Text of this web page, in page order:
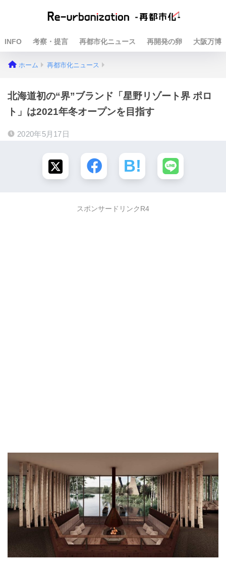
INFO 考察・提言 再都市化ニュース 再開発の卵 大阪万博
ホーム 再都市化ニュース
北海道初の“界”ブランド「星野リゾート界 ポロ
ト」は2021年冬オープンを目指す
2020年5月17日
スポンサードリンクR4